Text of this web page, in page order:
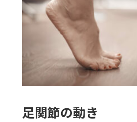
足関節の動き